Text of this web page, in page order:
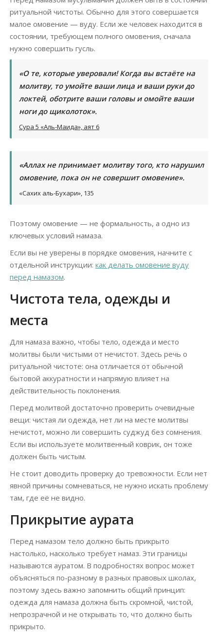
ритуальной чистоты. Обычно для этого совершается
малое омовение — вуду. Если же человек находится в
состоянии, требующем полного омовения, сначала
нужно совершить гусль.
«О те, которые уверовали! Когда вы встаёте на
молитву, то умойте ваши лица и ваши руки до
локтей, оботрите ваши головы и омойте ваши
ноги до щиколоток».
Сура 5 «Аль-Маида», аят 6
«Аллах не принимает молитву того, кто нарушил
омовение, пока он не совершит омовение».
«Сахих аль-Бухари», 135
Поэтому омовение — не формальность, а одно из
ключевых условий намаза.
Если вы не уверены в порядке омовения, начните с
отдельной инструкции: как делать омовение вуду
перед намазом.
Чистота тела, одежды и
места
Для намаза важно, чтобы тело, одежда и место
молитвы были чистыми от нечистот. Здесь речь о
ритуальной чистоте: она отличается от обычной
бытовой аккуратности и напрямую влияет на
действительность поклонения.
Перед молитвой достаточно проверить очевидные
вещи: чистая ли одежда, нет ли на месте молитвы
нечистот, можно ли совершить суджуд без сомнения.
Если вы используете молитвенный коврик, он тоже
должен быть чистым.
Не стоит доводить проверку до тревожности. Если нет
явной причины сомневаться, не нужно искать проблему
там, где её не видно.
Прикрытие аурата
Перед намазом тело должно быть прикрыто
настолько, насколько требует намаз. Эти границы
называются ауратом. В подробностях вопрос может
объясняться по-разному в разных правовых школах,
поэтому здесь важно запомнить общий принцип:
одежда для намаза должна быть скромной, чистой,
непрозрачной и не открывать то, что должно быть
прикрыто.